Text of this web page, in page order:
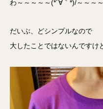
わ～～～～～(*´∀｀*)/～～～
だいぶ、どシンプルなので
大したことではないんですけ